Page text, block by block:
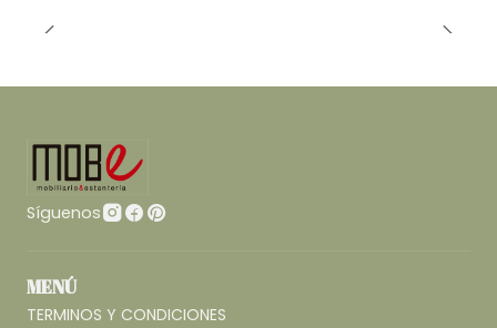
Síguenos
MENÚ
TERMINOS Y CONDICIONES